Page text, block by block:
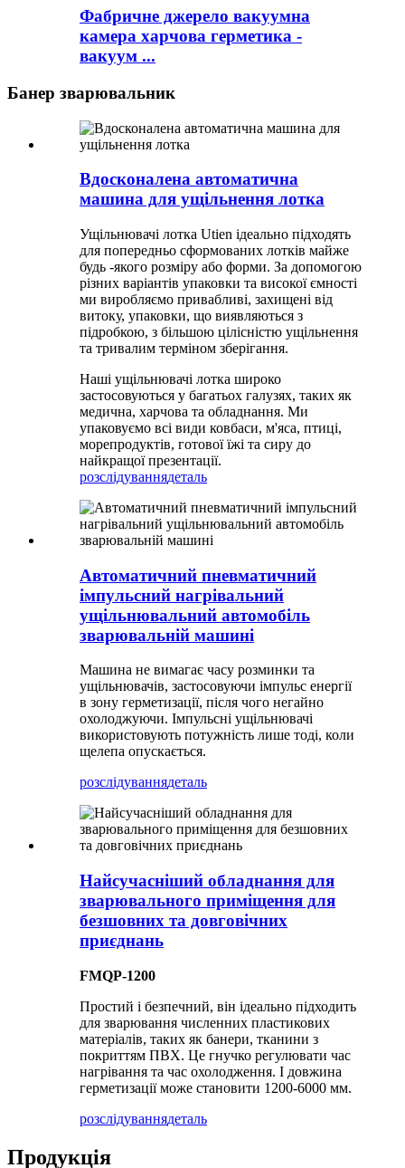
Фабричне джерело вакуумна
камера харчова герметика -
вакуум ...
Банер зварювальник
Вдосконалена автоматична
машина для ущільнення лотка
Ущільнювачі лотка Utien ідеально підходять
для попередньо сформованих лотків майже
будь -якого розміру або форми. За допомогою
різних варіантів упаковки та високої ємності
ми виробляємо привабливі, захищені від
витоку, упаковки, що виявляються з
підробкою, з більшою цілісністю ущільнення
та тривалим терміном зберігання.
Наші ущільнювачі лотка широко
застосовуються у багатьох галузях, таких як
медична, харчова та обладнання. Ми
упаковуємо всі види ковбаси, м'яса, птиці,
морепродуктів, готової їжі та сиру до
найкращої презентації.
розслідуваннядеталь
Автоматичний пневматичний
імпульсний нагрівальний
ущільнювальний автомобіль
зварювальній машині
Машина не вимагає часу розминки та
ущільнювачів, застосовуючи імпульс енергії
в зону герметизації, після чого негайно
охолоджуючи. Імпульсні ущільнювачі
використовують потужність лише тоді, коли
щелепа опускається.
розслідуваннядеталь
Найсучасніший обладнання для
зварювального приміщення для
безшовних та довговічних
приєднань
FMQP-1200
Простий і безпечний, він ідеально підходить
для зварювання численних пластикових
матеріалів, таких як банери, тканини з
покриттям ПВХ. Це гнучко регулювати час
нагрівання та час охолодження. І довжина
герметизації може становити 1200-6000 мм.
розслідуваннядеталь
Продукція